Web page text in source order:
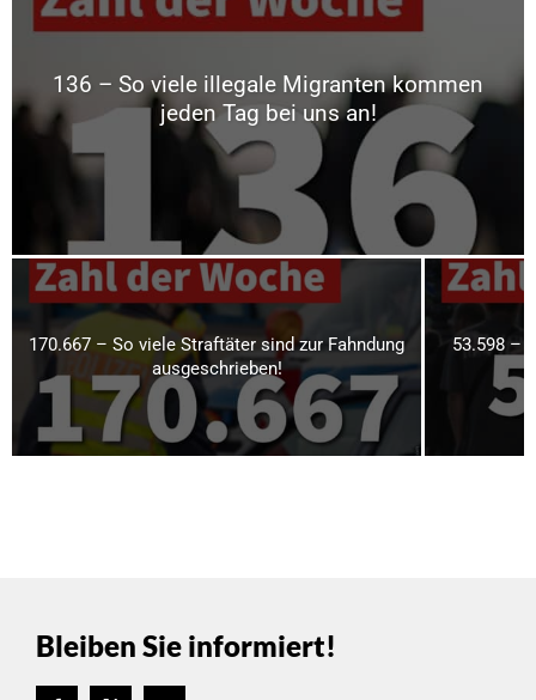
136 – So viele illegale Migranten kommen
jeden Tag bei uns an!
170.667 – So viele Straftäter sind zur Fahndung
ausgeschrieben!
53.598 –
Bleiben Sie informiert!